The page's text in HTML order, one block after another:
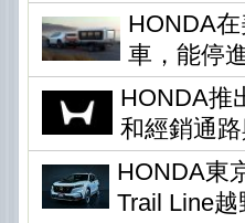
HONDA
車，能停
HONDA推
和經銷通
HONDA東
Trail Line